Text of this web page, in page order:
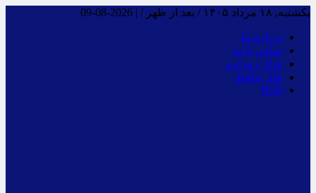
یکشنبه, ۱۸ مرداد ۱۴۰۵ / بعد از ظهر / |
2026-08-09
درباره ما
تماس با ما
فـال روزانـه
فال حافظ
RSS